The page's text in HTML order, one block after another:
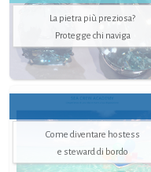
La pietra più preziosa?
Protegge chi naviga
Come diventare hostess
e steward di bordo